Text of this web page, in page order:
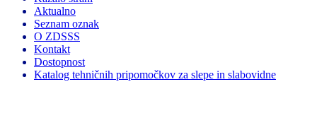
Aktualno
Seznam oznak
O ZDSSS
Kontakt
Dostopnost
Katalog tehničnih pripomočkov za slepe in slabovidne